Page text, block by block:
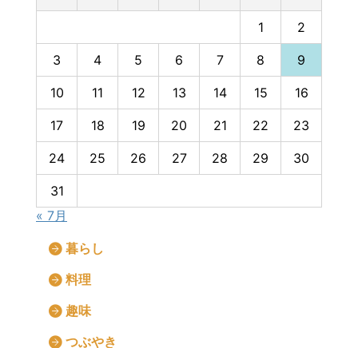
1 2
3 4 5 6 7 8 9
10 11 12 13 14 15 16
17 18 19 20 21 22 23
24 25 26 27 28 29 30
31
« 7月
暮らし
料理
趣味
つぶやき